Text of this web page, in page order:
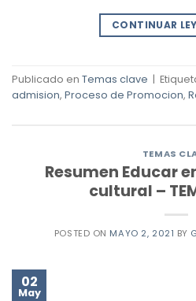
CONTINUAR
Publicado en Temas clave |
admision, Proceso de Promocion,
TEMAS
Resumen Educar
cultural –
POSTED ON MAYO 2, 2021 BY
02
May